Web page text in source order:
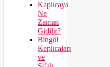
Kaplıcaya
Ne
Zaman
Gidilir?
Bingöl
Kaplıcaları
ve